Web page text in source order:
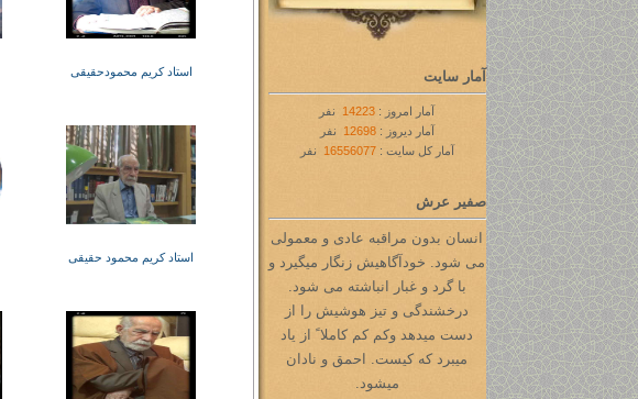
آمار سایت
آمار امروز : 14223 نفر
آمار دیروز :12698
نفر
آمار کل سایت :16556077 نفر
صفیر عرش
انسان بدون مراقبه عادی و معمولی
می شود. خودآگاهیش زنگار میگیرد و
با گرد و غبار انباشته می شود.
درخشندگی و تیز هوشیش را از
دست میدهد وکم کم کاملا ً از یاد
میبرد که کیست. احمق و نادان
میشود.
استاد کریم محمودحقیقی
استاد کریم محمود حقیقی